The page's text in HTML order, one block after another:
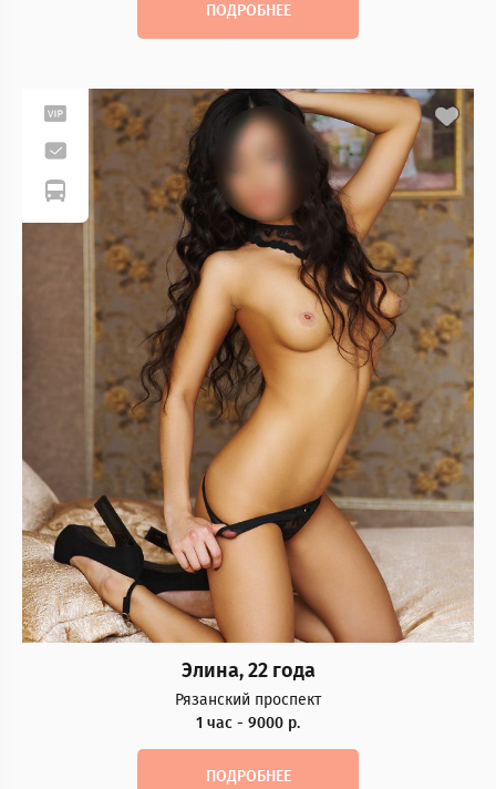
ПОДРОБНЕЕ
Элина, 22 года
Рязанский проспект
1 час - 9000 р.
ПОДРОБНЕЕ